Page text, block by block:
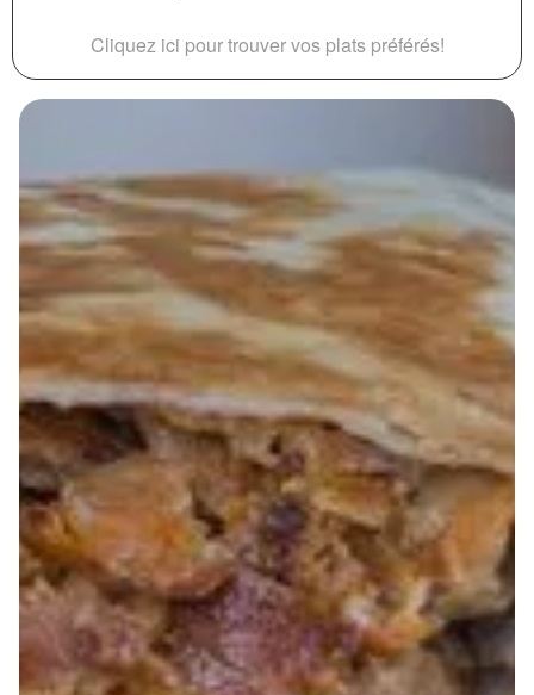
Cliquez ici pour trouver vos plats préférés!